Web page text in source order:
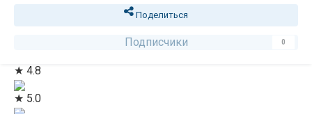
Поделиться
Подписчики 0
★ 4.8
★ 5.0